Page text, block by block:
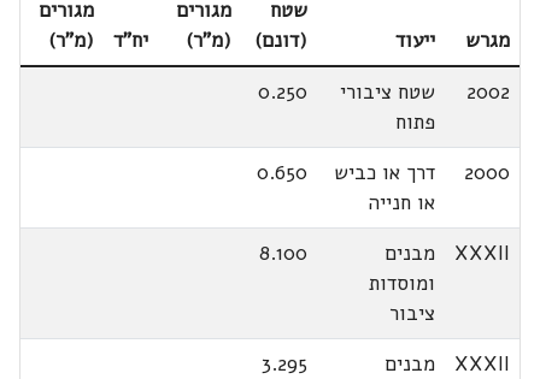
מגרש ייעוד
שטח
(דונם)
מגורים
(מ"ר)
יח"ד
מגורים
(מ"ר)
2002
שטח ציבורי
פתוח
0.250
2000
דרך או כביש
או חנייה
0.650
XXXII
מבנים
ומוסדות
ציבור
8.100
XXXII
מבנים
3.295